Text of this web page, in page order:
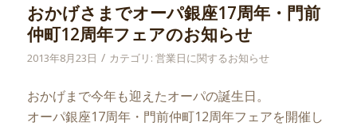
おかげさまでオーパ銀座17周年・門前
仲町12周年フェアのお知らせ
2013年8月23日 / カテゴリ: 営業日に関するお知らせ
おかげまで今年も迎えたオーパの誕生日。
オーパ銀座17周年・門前仲町12周年フェアを開催し